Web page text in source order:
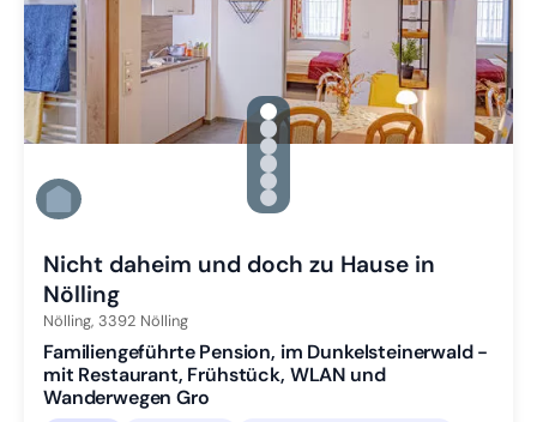
gallery.slide_selector
Zu Slide 1 wechseln
Zu Slide 2 wechseln
Zu Slide 3 wechseln
Zu Slide 4 wechseln
Zu Slide 5 wechseln
Zu Slide 6 wechseln
Nicht daheim und doch zu Hause in
Nölling
Nölling, 3392 Nölling
Familiengeführte Pension, im Dunkelsteinerwald -
mit Restaurant, Frühstück, WLAN und
Wanderwegen Gro